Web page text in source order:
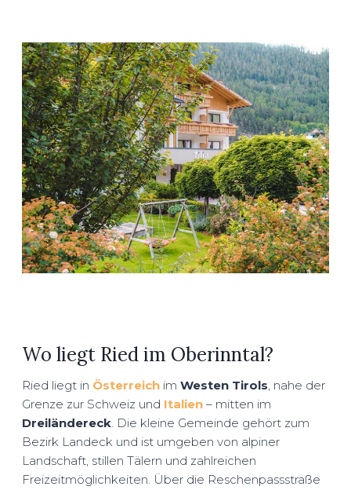
Wo liegt Ried im Oberinntal?
Ried liegt in Österreichim Westen Tirols, nahe der
Grenze zur Schweiz und Italien– mitten im
Dreiländereck. Die kleine Gemeinde gehört zum
Bezirk Landeck und ist umgeben von alpiner
Landschaft, stillen Tälern und zahlreichen
Freizeitmöglichkeiten. Über die Reschenpassstraße